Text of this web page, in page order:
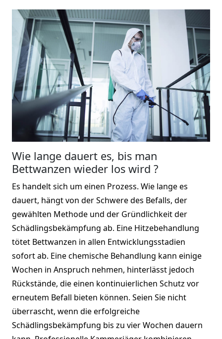
Wie lange dauert es, bis man
Bettwanzen wieder los wird ?
Es handelt sich um einen Prozess. Wie lange es
dauert, hängt von der Schwere des Befalls, der
gewählten Methode und der Gründlichkeit der
Schädlingsbekämpfung ab. Eine Hitzebehandlung
tötet Bettwanzen in allen Entwicklungsstadien
sofort ab. Eine chemische Behandlung kann einige
Wochen in Anspruch nehmen, hinterlässt jedoch
Rückstände, die einen kontinuierlichen Schutz vor
erneutem Befall bieten können. Seien Sie nicht
überrascht, wenn die erfolgreiche
Schädlingsbekämpfung bis zu vier Wochen dauern